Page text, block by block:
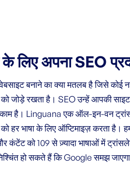
के लिए अपना SEO
बनाने का क्या मतलब है जिसे कोई
जोड़े रखता है। SEO उन्हें आपकी
है। Linguana एक ऑल-इन-वन
हर भाषा के लिए ऑप्टिमाइज़ करता है।
कंटेंट को 109 से ज़्यादा भाषाओं में
हो सकते हैं कि Google समझ